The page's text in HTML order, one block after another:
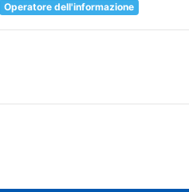
Operatore dell'informazione